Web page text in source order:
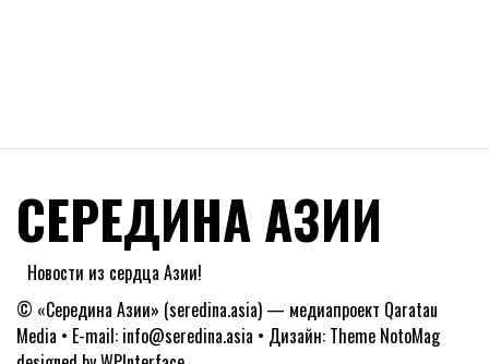
СЕРЕДИНА АЗИИ
Новости из сердца Азии!
© «Середина Азии» (seredina.asia) — медиапроект Qaratau
Media • E-mail: info@seredina.asia • Дизайн: Theme NotoMag